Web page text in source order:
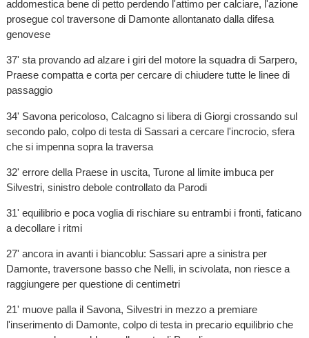
addomestica bene di petto perdendo l'attimo per calciare, l'azione
prosegue col traversone di Damonte allontanato dalla difesa
genovese
37' sta provando ad alzare i giri del motore la squadra di Sarpero,
Praese compatta e corta per cercare di chiudere tutte le linee di
passaggio
34' Savona pericoloso, Calcagno si libera di Giorgi crossando sul
secondo palo, colpo di testa di Sassari a cercare l'incrocio, sfera
che si impenna sopra la traversa
32' errore della Praese in uscita, Turone al limite imbuca per
Silvestri, sinistro debole controllato da Parodi
31' equilibrio e poca voglia di rischiare su entrambi i fronti, faticano
a decollare i ritmi
27' ancora in avanti i biancoblu: Sassari apre a sinistra per
Damonte, traversone basso che Nelli, in scivolata, non riesce a
raggiungere per questione di centimetri
21' muove palla il Savona, Silvestri in mezzo a premiare
l'inserimento di Damonte, colpo di testa in precario equilibrio che